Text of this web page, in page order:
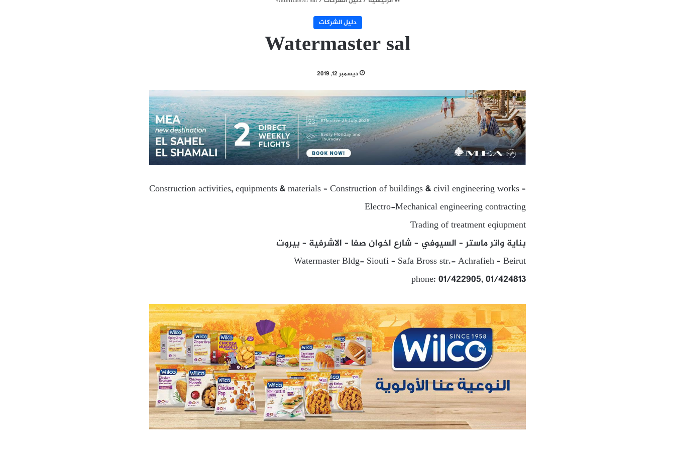
دليل الشركات
Watermaster sal
ديسمبر 12, 2019
Construction activities, equipments & materials – Construction of buildings & civil engineering works –
Electro-Mechanical engineering contracting
Trading of treatment eqiupment
بناية واتر ماستر – السيوفي – شارع اخوان صفا – الاشرفية – بيروت
Watermaster Bldg- Sioufi – Safa Bross str.- Achrafieh – Beirut
phone: 01/422905, 01/424813